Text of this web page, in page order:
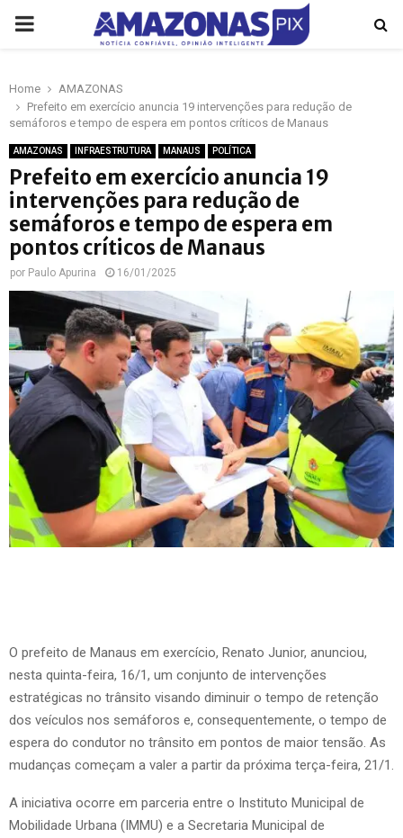
PRIMARY
Home
AMAZONAS
Prefeito em exercício anuncia 19 intervenções para redução de
semáforos e tempo de espera em pontos críticos de Manaus
AMAZONAS INFRAESTRUTURA MANAUS POLÍTICA
Prefeito em exercício anuncia 19
intervenções para redução de
semáforos e tempo de espera em
pontos críticos de Manaus
por Paulo Apurina 16/01/2025
O prefeito de Manaus em exercício, Renato Junior, anunciou,
nesta quinta-feira, 16/1, um conjunto de intervenções
estratégicas no trânsito visando diminuir o tempo de retenção
dos veículos nos semáforos e, consequentemente, o tempo de
espera do condutor no trânsito em pontos de maior tensão. As
mudanças começam a valer a partir da próxima terça-feira, 21/1.
A iniciativa ocorre em parceria entre o Instituto Municipal de
Mobilidade Urbana (IMMU) e a Secretaria Municipal de